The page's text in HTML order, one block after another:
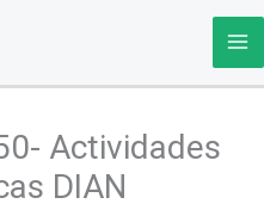
Actividades
DIAN